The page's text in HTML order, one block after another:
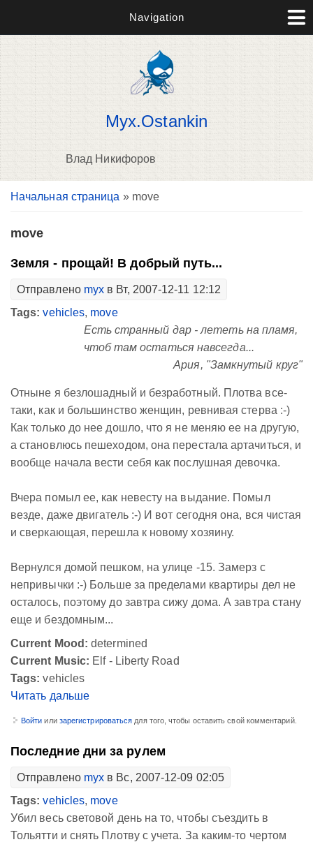
Navigation
Myx.Ostankin
Влад Никифоров
Вы здесь
Начальная страница » move
move
Земля - прощай! В добрый путь...
Отправлено myx в Вт, 2007-12-11 12:12
Tags:vehicles, move
Есть странный дар - лететь на пламя,
чтоб там остаться навсегда...
Ария, "Замкнутый круг"
Отныне я безлошадный и безработный. Плотва все-
таки, как и большинство женщин, ревнивая стерва :-)
Как только до нее дошло, что я не меняю ее на другую,
а становлюсь пешеходом, она перестала артачиться, и
вообще начала вести себя как послушная девочка.
Вчера помыл ее, как невесту на выдание. Помыл
везде, даже двигатель :-) И вот сегодня она, вся чистая
и сверкающая, перешла к новому хозяину.
Вернулся домой пешком, на улице -15. Замерз с
непривычки :-) Больше за пределами квартиры дел не
осталось, поэтому до завтра сижу дома. А завтра стану
еще и бездомным...
Current Mood: determined
Current Music: Elf - Liberty Road
Tags: vehicles
Читать дальше
Войти или зарегистрироваться для того, чтобы оставить свой комментарий.
Последние дни за рулем
Отправлено myx в Вс, 2007-12-09 02:05
Tags:vehicles, move
Убил весь световой день на то, чтобы съездить в
Тольятти и снять Плотву с учета. За каким-то чертом